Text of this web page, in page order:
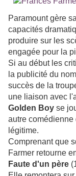
Paramount gère
capacités
produire sur les
engagée pour la
Si au début les
la publicité du
succès de la
une liaison avec
Golden Boy se
autre comédienne
légitime.
Comprenant que
Farmer retourne
Faute d'un père